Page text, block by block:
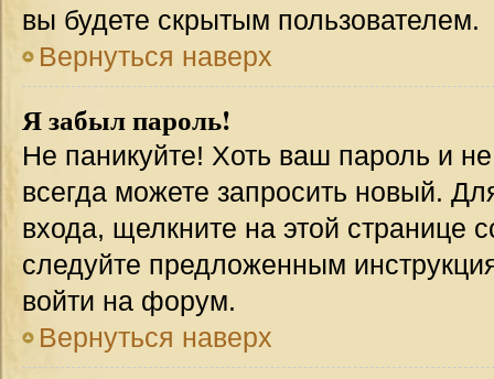
вы будете скрытым пользователем.
Вернуться наверх
Я забыл пароль!
Не паникуйте! Хоть ваш пароль и
всегда можете запросить новый.
входа, щелкните на этой странице
следуйте предложенным
войти на форум.
Вернуться наверх